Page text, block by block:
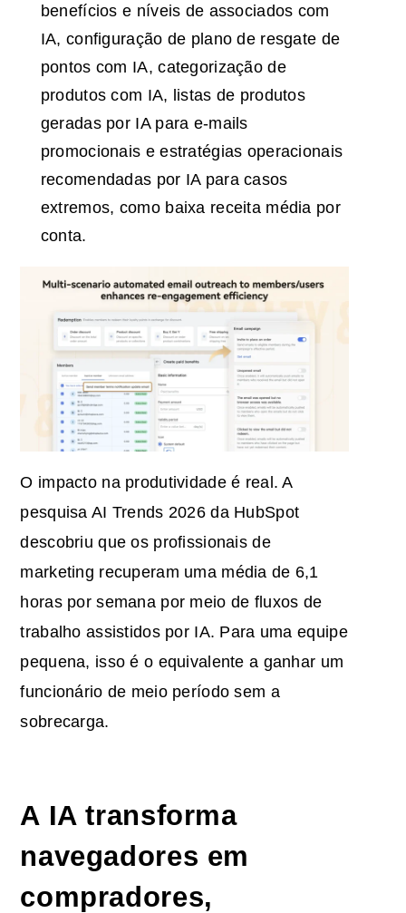
benefícios e níveis de associados com
IA, configuração de plano de resgate de
pontos com IA, categorização de
produtos com IA, listas de produtos
geradas por IA para e-mails
promocionais e estratégias operacionais
recomendadas por IA para casos
extremos, como baixa receita média por
conta.
O impacto na produtividade é real. A
pesquisa AI Trends 2026 da HubSpot
descobriu que os profissionais de
marketing recuperam uma média de 6,1
horas por semana por meio de fluxos de
trabalho assistidos por IA. Para uma equipe
pequena, isso é o equivalente a ganhar um
funcionário de meio período sem a
sobrecarga.
A IA transforma
navegadores em
compradores,